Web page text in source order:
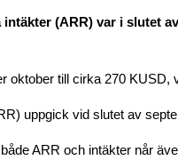
(ARR) var i slutet
oktober till cirka 270
uppgick vid slutet av
ARR och intäkter når